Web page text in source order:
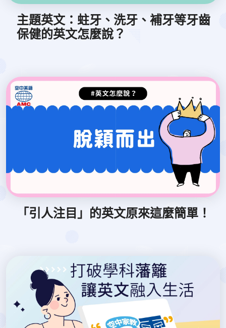
主題英文：蛀牙、洗牙、補牙等牙齒
保健的英文怎麼說？
「引人注目」的英文原來這麼簡單！